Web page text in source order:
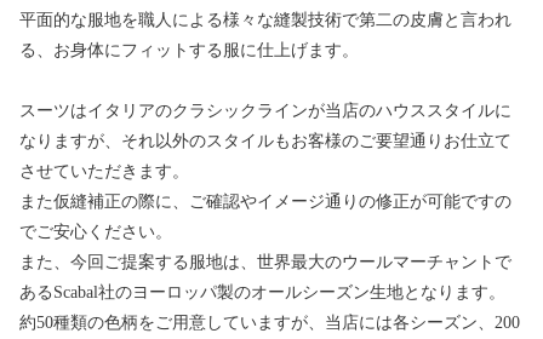
平面的な服地を職人による様々な縫製技術で第二の皮膚と言われ
る、お身体にフィットする服に仕上げます。
スーツはイタリアのクラシックラインが当店のハウススタイルに
なりますが、それ以外のスタイルもお客様のご要望通りお仕立て
させていただきます。
また仮縫補正の際に、ご確認やイメージ通りの修正が可能ですの
でご安心ください。
また、今回ご提案する服地は、世界最大のウールマーチャントで
あるScabal社のヨーロッパ製のオールシーズン生地となります。
約50種類の色柄をご用意していますが、当店には各シーズン、200